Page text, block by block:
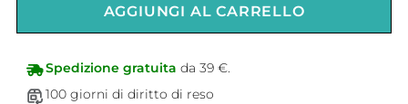
AGGIUNGI AL CARRELLO
Spedizione gratuita da 39 €.
100 giorni di diritto di reso